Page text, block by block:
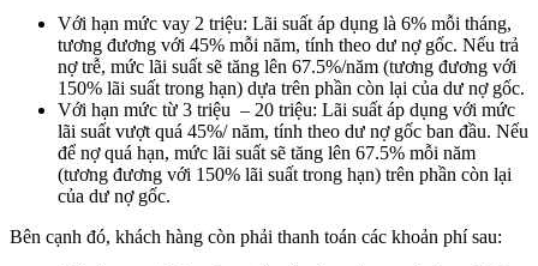
Với hạn mức vay 2 triệu: Lãi suất áp dụng là 6% mỗi tháng,
tương đương với 45% mỗi năm, tính theo dư nợ gốc. Nếu trả
nợ trễ, mức lãi suất sẽ tăng lên 67.5%/năm (tương đương với
150% lãi suất trong hạn) dựa trên phần còn lại của dư nợ gốc.
Với hạn mức từ 3 triệu – 20 triệu: Lãi suất áp dụng với mức
lãi suất vượt quá 45%/ năm, tính theo dư nợ gốc ban đầu. Nếu
để nợ quá hạn, mức lãi suất sẽ tăng lên 67.5% mỗi năm
(tương đương với 150% lãi suất trong hạn) trên phần còn lại
của dư nợ gốc.
Bên cạnh đó, khách hàng còn phải thanh toán các khoản phí sau: